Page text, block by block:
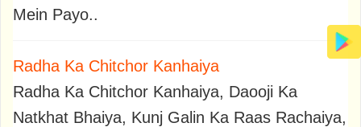
Mein Payo..
Radha Ka Chitchor Kanhaiya
Radha Ka Chitchor Kanhaiya, Daooji Ka
Natkhat Bhaiya, Kunj Galin Ka Raas Rachaiya,